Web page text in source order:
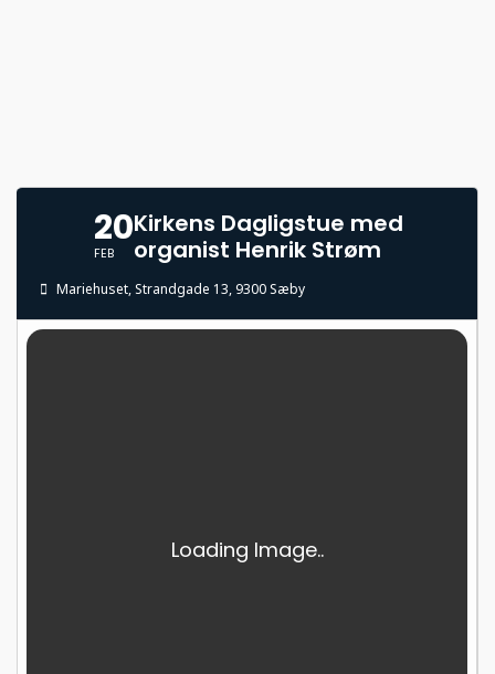
20
FEB
Kirkens Dagligstue med
organist Henrik Strøm
Mariehuset, Strandgade 13, 9300 Sæby